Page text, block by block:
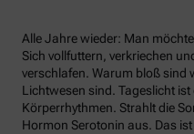
Alle Jahre wieder: Man
Sich vollfuttern, verkriechen
verschlafen. Warum bloß sind
Lichtwesen sind. Tageslicht
Körperrhythmen. Strahlt die
Hormon Serotonin aus. Das